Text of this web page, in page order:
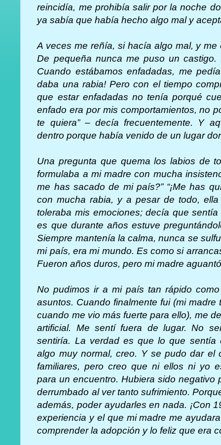
reincidía, me prohibía salir por la noche
ya sabía que había hecho algo mal y
A veces me reñía, si hacía algo mal, y
De pequeña nunca me puso un
Cuando estábamos enfadadas, me
daba una rabia! Pero con el tiempo
que estar enfadadas no tenía porqué
enfado era por mis comportamientos, no
te quiera” – decía frecuentemente. Y
dentro porque había venido de un lugar
Una pregunta que quema los labios de
formulaba a mi madre con mucha
me has sacado de mi país?” “¡Me has
con mucha rabia, y a pesar de todo,
toleraba mis emociones; decía que
es que durante años estuve
Siempre mantenía la calma, nunca se
mi país, era mi mundo. Es como si
Fueron años duros, pero mi madre
No pudimos ir a mi país tan rápido
asuntos. Cuando finalmente fui (mi
cuando me vio más fuerte para ello), me
artificial. Me sentí fuera de lugar. No
sentiría. La verdad es que lo que sentía
algo muy normal, creo. Y se pudo dar el
familiares, pero creo que ni ellos ni yo
para un encuentro. Hubiera sido negativo
derrumbado al ver tanto sufrimiento.
además, poder ayudarles en nada. ¡Con
experiencia y el que mi madre me
comprender la adopción y lo feliz que era